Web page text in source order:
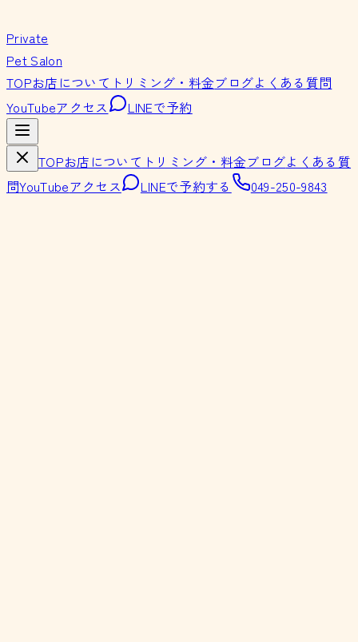
Private
Pet Salon
TOPお店について トリミング・料金ブログよくある質問
YouTubeアクセス LINEで予約
TOPお店について トリミング・料金ブログよくある質
問YouTubeアクセス LINEで予約する 049-250-9843